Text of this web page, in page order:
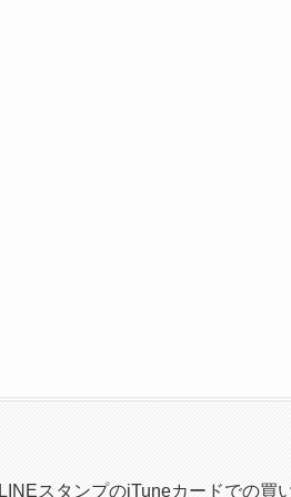
LINEスタンプのiTuneカードでの買